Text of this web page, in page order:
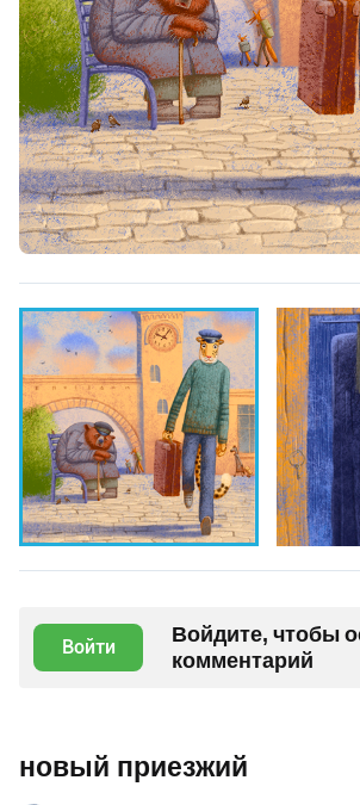
Войти
Войдите, чтобы
комментарий
новый приезжий